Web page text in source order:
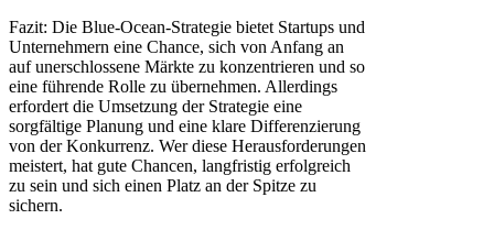
Fazit: Die Blue-Ocean-Strategie bietet Startups und
Unternehmern eine Chance, sich von Anfang an
auf unerschlossene Märkte zu konzentrieren und so
eine führende Rolle zu übernehmen. Allerdings
erfordert die Umsetzung der Strategie eine
sorgfältige Planung und eine klare Differenzierung
von der Konkurrenz. Wer diese Herausforderungen
meistert, hat gute Chancen, langfristig erfolgreich
zu sein und sich einen Platz an der Spitze zu
sichern.